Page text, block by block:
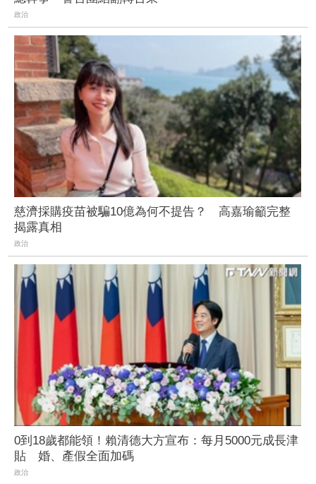
政治
慈濟採購疫苗被騙10億為何不提告？ 高嘉瑜籲完整
揭露真相
政治
0到18歲都能領！賴清德大方宣布：每月5000元成長津
貼 婚、產假全面加碼
政治